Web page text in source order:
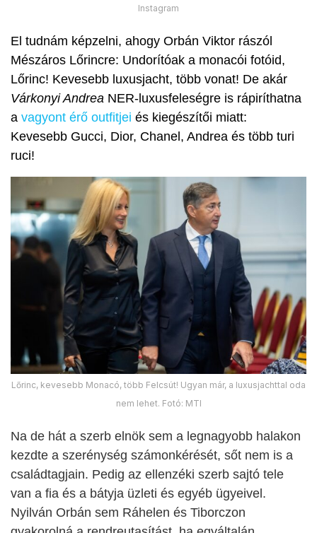
Instagram
El tudnám képzelni, ahogy Orbán Viktor rászól
Mészáros Lőrincre: Undorítóak a monacói fotóid,
Lőrinc! Kevesebb luxusjacht, több vonat! De akár
Várkonyi Andrea NER-luxusfeleségre is rápiríthatna
a vagyont érő outfitjei és kiegészítői miatt:
Kevesebb Gucci, Dior, Chanel, Andrea és több turi
ruci!
Lőrinc, kevesebb Monacó, több Felcsút! Ugyan már, a luxusjachttal oda
nem lehet. Fotó: MTI
Na de hát a szerb elnök sem a legnagyobb halakon
kezdte a szerénység számonkérését, sőt nem is a
családtagjain. Pedig az ellenzéki szerb sajtó tele
van a fia és a bátyja üzleti és egyéb ügyeivel.
Nyilván Orbán sem Ráhelen és Tiborczon